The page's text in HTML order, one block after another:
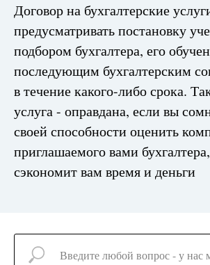
Договор на бухгалтерские
предусматривать постановку
подбором бухгалтера, его
последующим бухгалтерским
в течение какого-либо срока.
услуга - оправдана, если вы
своей способности оценить
приглашаемого вами
сэкономит вам время и деньги